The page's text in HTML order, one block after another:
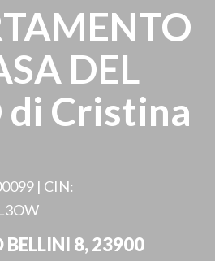
DEL
di Cristina
| CIN:
8,23900